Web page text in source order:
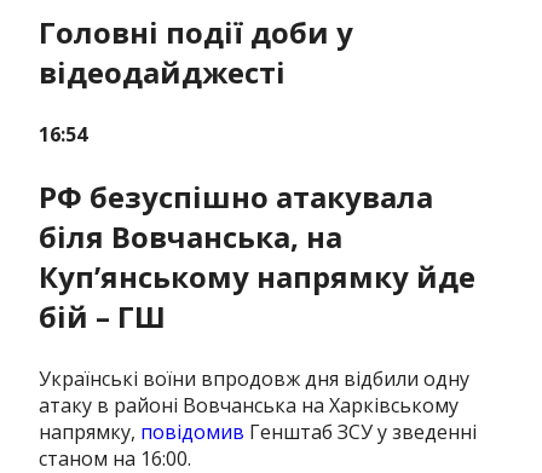
Головні події доби у
відеодайджесті
16:54
РФ безуспішно атакувала
біля Вовчанська, на
Куп’янському напрямку йде
бій – ГШ
Українські воїни впродовж дня відбили одну
атаку в районі Вовчанська на Харківському
напрямку, повідомив Генштаб ЗСУ у зведенні
станом на 16:00.